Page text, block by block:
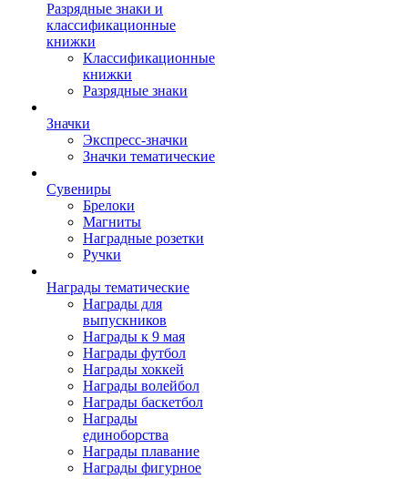
Разрядные знаки и
классификационные
книжки
Классификационные
книжки
Разрядные знаки
Значки
Экспресс-значки
Значки тематические
Сувениры
Брелоки
Магниты
Наградные розетки
Ручки
Награды тематические
Награды для
выпускников
Награды к 9 мая
Награды футбол
Награды хоккей
Награды волейбол
Награды баскетбол
Награды
единоборства
Награды плавание
Награды фигурное